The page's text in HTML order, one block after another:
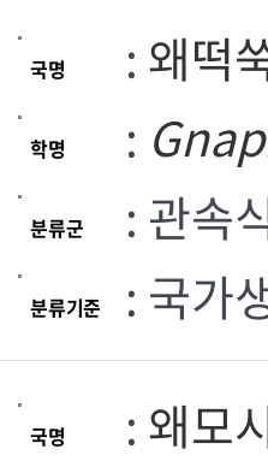
국명 : 왜떡
학명 :
분류군 : 관속
분류기준 : 국가
국명 : 왜모